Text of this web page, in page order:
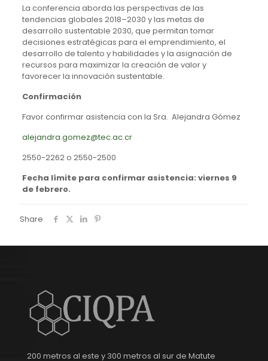
La conferencia aborda las perspectivas de las
tendencias globales 2018–2030 y las metas de
desarrollo sustentable 2030, que permitan tomar
decisiones estratégicas para el emprendimiento, el
desarrollo de talento y habilidades y la asignación de
recursos para maximizar la creación de valor y
favorecer la innovación sustentable.
Confirmación
Favor confirmar asistencia con la Sra. Alejandra Gómez
alejandra.gomez@tec.ac.cr
2550-2262 o 2550-2500
Fecha límite para confirmar asistencia: viernes 9
de febrero.
Share
200 metros al este y 300 metros al sur de Matute